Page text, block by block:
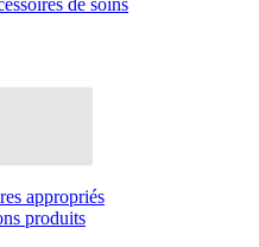
de soins
appropriés
produits